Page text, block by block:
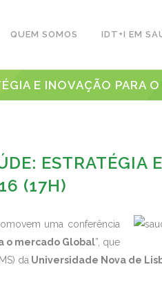
QUEM SOMOS IDT+I EM
E INOVAÇÃO PARA
ESTRATÉGIA
(17H)
uma conferência
o mercado Global”, que
da Universidade Nova de